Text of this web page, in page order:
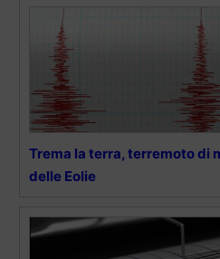
Trema la terra, terremoto di
delle Eolie